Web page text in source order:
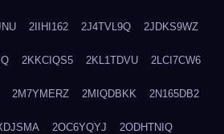
2IIHI162 2J4TVL9Q 2JDKS9WZ
2KKCIQS5 2KL1TDVU 2LCI7CW6
2M7YMERZ 2MIQDBKK 2N165DB2
2OC6YQYJ 2ODHTNIQ